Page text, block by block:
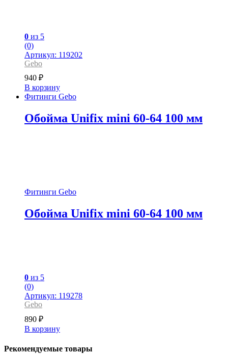
0 из 5
(0)
Артикул: 119202
Gebo
940 ₽
В корзину
Фитинги Gebo
Обойма Unifix mini 60-64 100 мм
Фитинги Gebo
Обойма Unifix mini 60-64 100 мм
0 из 5
(0)
Артикул: 119278
Gebo
890 ₽
В корзину
Рекомендуемые товары